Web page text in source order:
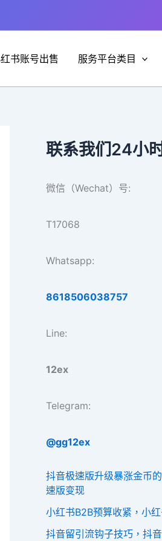
书账号出售 服务平台类目
联系我们24小
微信（Wechat）号:
T17068
Whatsapp:
8618506038757
Line:
12ex
Telegram:
@gg12ex
抖音极速版升级暴涨金币
速版变现
小红书B2B预算收紧，小
抖音留引流钩子技巧，抖